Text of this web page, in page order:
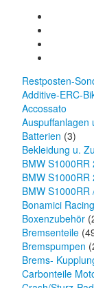
Restposten-
Additive-ERC-
Accossato
Auspuffanlagen
Batterien (3)
Bekleidung u.
BMW S1000RR
BMW S1000RR
BMW
Bonamici Racing
Boxenzubehör
Bremsenteile
Bremspumpen
Brems-
Carbonteile